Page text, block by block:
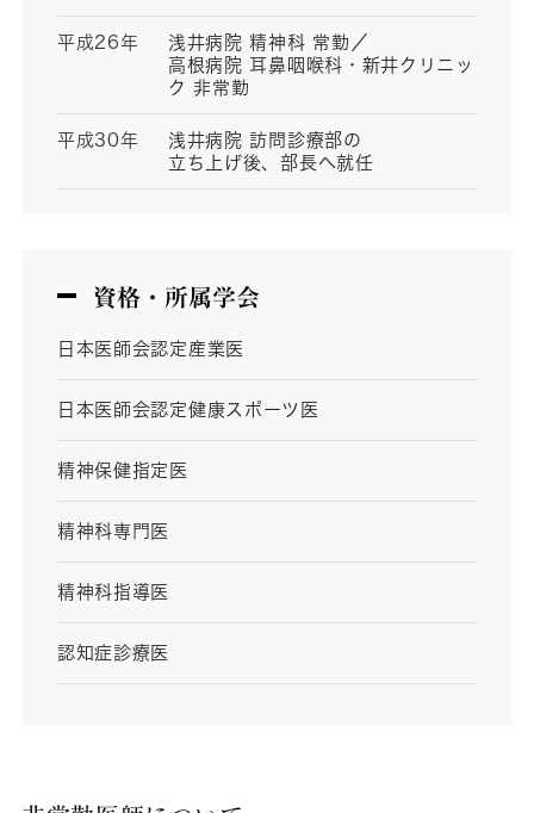
平成26年
浅井病院 精神科 常勤／
高根病院 耳鼻咽喉科・新井クリニッ
ク 非常勤
平成30年
浅井病院 訪問診療部の
立ち上げ後、部長へ就任
資格・所属学会
日本医師会認定産業医
日本医師会認定健康スポーツ医
精神保健指定医
精神科専門医
精神科指導医
認知症診療医